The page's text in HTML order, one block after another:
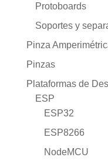
Protoboards
Soportes y
Pinza
Pinzas
Plataformas de
ESP
ESP32
ESP8266
NodeMCU